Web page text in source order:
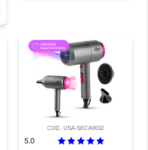
COD. USA-SECA0032
5.0